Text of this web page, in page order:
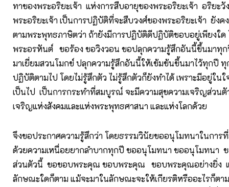
ทาของพระอริยะเจ้า แห่งการสืบอายุของพระอริยะเจ้า อริยะวั
พระอริยะเจ้า เป็นการปฏิบัติที่จะสืบวงศ์ของพระอริยะเจ้า ยังค
ตามพระพุทธภาษิตว่า ถ้ายังมีการปฏิบัติดีปฏิบัติชอบอยู่เพียงใด
พระอรหันต์ ขอร้อง ขอวิงวอน ขอปลุกความรู้สึกอันนี้ขึ้นมาทุ
มาเยี่ยมสวนโมกข์ ปลุกความรู้สึกอันนี้ให้เข้มข้นขึ้นมาไว้ทุกปี
ปฏิบัติตามไป โดยไม่รู้สึกตัว ไม่รู้สึกตัวก็ยังทำได้ เพราะมีอยู่ใน
เป็นไป เป็นการกระทำที่สมบูรณ์ จะมีความสุขความเจริญส่วน
เจริญแห่งสังคมและแห่งพระพุทธศาสนา และแห่งโลกด้วย
จึงขอประกาศความรู้สึกว่า โดยธรรมวินัยขออนุโมทนาในการ
ด้วยความเหนื่อยยากลำบากทุกปี ขออนุโมทนา ขออนุโมทนา
ส่วนตัวนี้ ขอขอบพระคุณ ขอบพระคุณ ขอบพระคุณอย่างยิ่ง
ลักษณะใดก็ตาม แม้จะมาในลักษณะจะให้เกียรติหรืออะไรก็ต